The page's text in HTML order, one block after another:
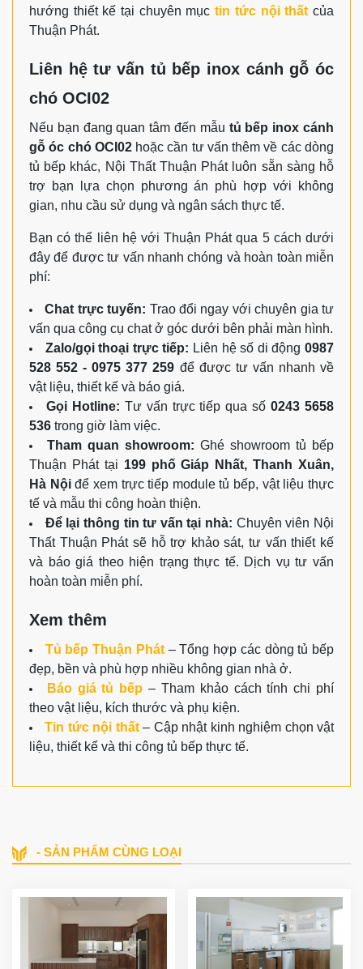
hướng thiết kế tại chuyên mụctin tức nội thấtcủa
Thuận Phát.
Liên hệ tư vấn tủ bếp inox cánh gỗ óc
chó OCI02
Nếu bạn đang quan tâm đến mẫu tủ bếp inox cánh
gỗ óc chó OCI02hoặc cần tư vấn thêm về các dòng
tủ bếp khác, Nội Thất Thuận Phát luôn sẵn sàng hỗ
trợ bạn lựa chọn phương án phù hợp với không
gian, nhu cầu sử dụng và ngân sách thực tế.
Bạn có thể liên hệ với Thuận Phát qua 5 cách dưới
đây để được tư vấn nhanh chóng và hoàn toàn miễn
phí:
Chat trực tuyến: Trao đổi ngay với chuyên gia tư
vấn qua công cụ chat ở góc dưới bên phải màn hình.
Zalo/gọi thoại trực tiếp: Liên hệ số di động0987
528 552 - 0975 377 259 để được tư vấn nhanh về
vật liệu, thiết kế và báo giá.
Gọi Hotline: Tư vấn trực tiếp qua số0243 5658
536 trong giờ làm việc.
Tham quan showroom: Ghé showroom tủ bếp
Thuận Phát tại 199 phố Giáp Nhất, Thanh Xuân,
Hà Nộiđể xem trực tiếp module tủ bếp, vật liệu thực
tế và mẫu thi công hoàn thiện.
Để lại thông tin tư vấn tại nhà: Chuyên viên Nội
Thất Thuận Phát sẽ hỗ trợ khảo sát, tư vấn thiết kế
và báo giá theo hiện trạng thực tế. Dịch vụ tư vấn
hoàn toàn miễn phí.
Xem thêm
Tủ bếp Thuận Phát– Tổng hợp các dòng tủ bếp
đẹp, bền và phù hợp nhiều không gian nhà ở.
Báo giá tủ bếp – Tham khảo cách tính chi phí
theo vật liệu, kích thước và phụ kiện.
Tin tức nội thất– Cập nhật kinh nghiệm chọn vật
liệu, thiết kế và thi công tủ bếp thực tế.
- SẢN PHẨM CÙNG LOẠI